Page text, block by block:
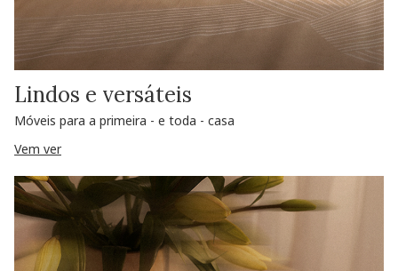
Lindos e versáteis
Móveis para a primeira - e toda - casa
Vem ver